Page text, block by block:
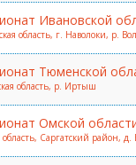
Ивановской
область, г. Наволоки, р.
Тюменской
область, р. Иртыш
Омской
Саргатский район, д.